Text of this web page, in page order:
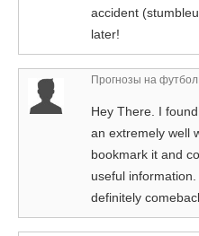
accident
later!
Прогнозы на футбол
Hey There. I
an extremely well
bookmark it and
useful
definitely